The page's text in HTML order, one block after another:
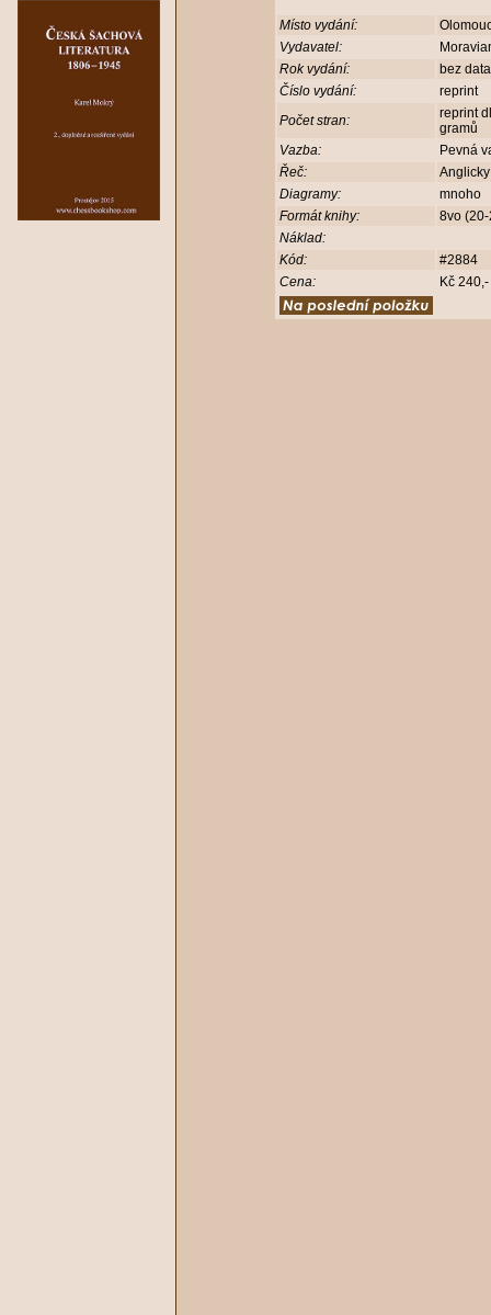
Místo vydání:
Vydavatel:
Rok vydání:
bez
Číslo vydání:
reprint
Počet stran:
reprint
gramů
Vazba:
Pevná
Řeč:
Diagramy:
mnoho
Formát knihy:
8vo
Náklad:
Kód:
#2884
Cena:
Kč